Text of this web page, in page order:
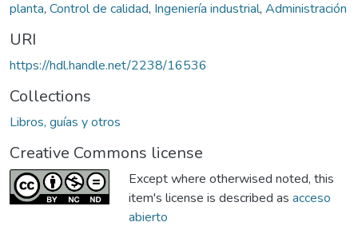
planta, Control de calidad, Ingeniería industrial, Administración
URI
https://hdl.handle.net/2238/16536
Collections
Libros, guías y otros
Creative Commons license
Except where otherwised noted, this
item's license is described as acceso
abierto